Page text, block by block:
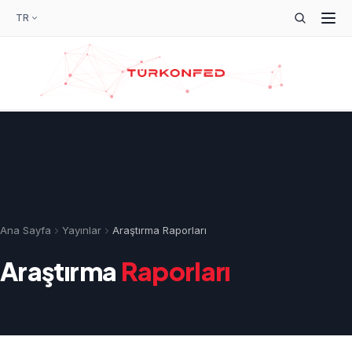
TR
Ana Sayfa Yayınlar Araştırma Raporları
Araştırma Raporları